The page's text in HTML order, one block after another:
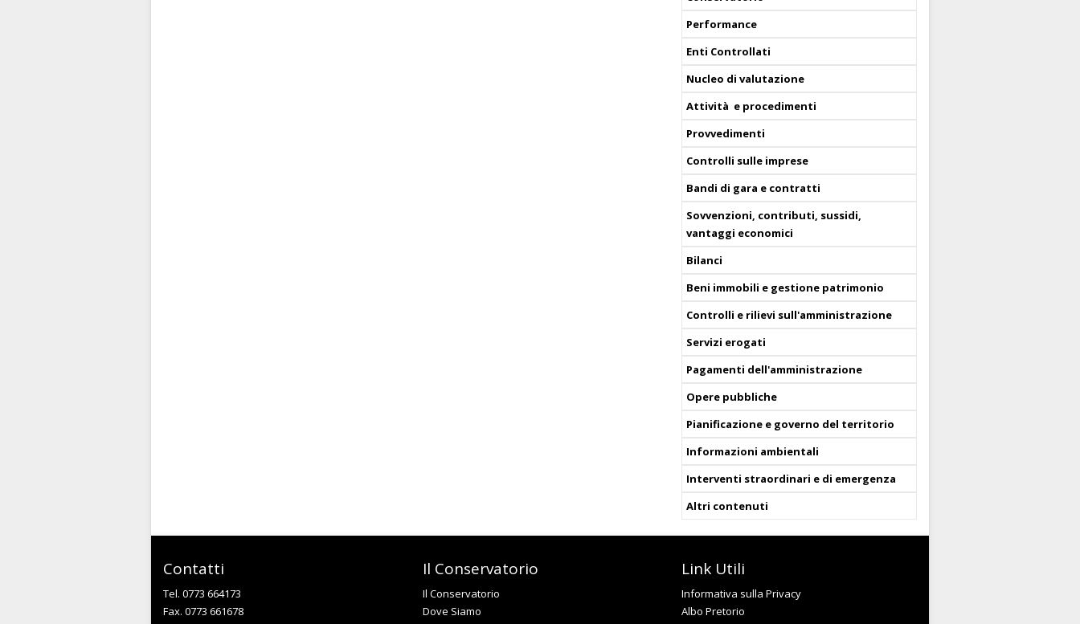
Performance
Enti Controllati
Nucleo di valutazione
Attività e procedimenti
Provvedimenti
Controlli sulle imprese
Bandi di gara e contratti
Sovvenzioni, contributi, sussidi,
vantaggi economici
Bilanci
Beni immobili e gestione patrimonio
Controlli e rilievi sull'amministrazione
Servizi erogati
Pagamenti dell'amministrazione
Opere pubbliche
Pianificazione e governo del territorio
Informazioni ambientali
Interventi straordinari e di emergenza
Altri contenuti
Contatti
Tel. 0773 664173
Fax. 0773 661678
Il Conservatorio
Il Conservatorio
Dove Siamo
Link Utili
Informativa sulla Privacy
Albo Pretorio